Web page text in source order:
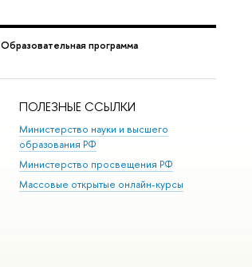
Образовательная программа
ПОЛЕЗНЫЕ ССЫЛКИ
Министерство науки и высшего
образования РФ
Министерство просвещения РФ
Массовые открытые онлайн-курсы